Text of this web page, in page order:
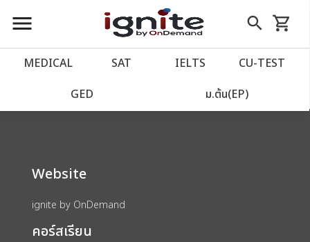
close
account_balance หน้าแรก
เว็บไซต์อิกไนท์
import_contacts วางแผนการเรียน
account_circle เข้าสู่ระบบ
menu search
Skip
to
shopping_cart
รถเข็น
MEDICAL SAT IELTS CU‑TEST
GED ม.ต้น(EP)
We could not find anything for 80002021
Website
ignite by OnDemand
คอร์สเรียน